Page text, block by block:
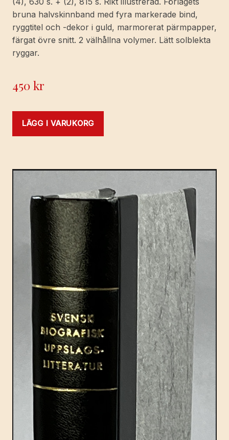
bruna halvskinnband med fyra markerade bind,
ryggtitel och -dekor i guld, marmorerat pärmpapper,
färgat övre snitt. 2 välhållna volymer. Lätt solblekta
ryggar.
450kr
LÄGG I VARUKORG